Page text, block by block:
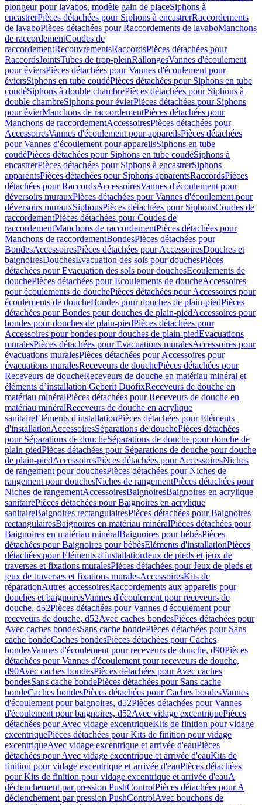
plongeur pour lavabos, modèle gain de placeSiphons à
encastrerPièces détachées pour Siphons à encastrerRaccordements
de lavaboPièces détachées pour Raccordements de lavaboManchons
de raccordementCoudes de
raccordementRecouvrementsRaccordsPièces détachées pour
RaccordsJointsTubes de trop-pleinRallongesVannes d'écoulement
pour éviersPièces détachées pour Vannes d'écoulement pour
éviersSiphons en tube coudéPièces détachées pour Siphons en tube
coudéSiphons à double chambrePièces détachées pour Siphons à
double chambreSiphons pour évierPièces détachées pour Siphons
pour évierManchons de raccordementPièces détachées pour
Manchons de raccordementAccessoiresPièces détachées pour
AccessoiresVannes d'écoulement pour appareilsPièces détachées
pour Vannes d'écoulement pour appareilsSiphons en tube
coudéPièces détachées pour Siphons en tube coudéSiphons à
encastrerPièces détachées pour Siphons à encastrerSiphons
apparentsPièces détachées pour Siphons apparentsRaccordsPièces
détachées pour RaccordsAccessoiresVannes d'écoulement pour
déversoirs murauxPièces détachées pour Vannes d'écoulement pour
déversoirs murauxSiphonsPièces détachées pour SiphonsCoudes de
raccordementPièces détachées pour Coudes de
raccordementManchons de raccordementPièces détachées pour
Manchons de raccordementBondesPièces détachées pour
BondesAccessoiresPièces détachées pour AccessoiresDouches et
baignoiresDouchesEvacuation des sols pour douchesPièces
détachées pour Evacuation des sols pour douchesEcoulements de
douchePièces détachées pour Ecoulements de doucheAccessoires
pour écoulements de douchePièces détachées pour Accessoires pour
écoulements de doucheBondes pour douches de plain-piedPièces
détachées pour Bondes pour douches de plain-piedAccessoires pour
bondes pour douches de plain-piedPièces détachées pour
Accessoires pour bondes pour douches de plain-piedEvacuations
muralesPièces détachées pour Evacuations muralesAccessoires pour
évacuations muralesPièces détachées pour Accessoires pour
évacuations muralesReceveurs de douchePièces détachées pour
Receveurs de doucheReceveurs de douche en matériau minéral et
éléments d’installation Geberit DuofixReceveurs de douche en
matériau minéralPièces détachées pour Receveurs de douche en
matériau minéralReceveurs de douche en acrylique
sanitaireEléments d'installationPièces détachées pour Eléments
d'installationAccessoiresSéparations de douchePièces détachées
pour Séparations de doucheSéparations de douche pour douche de
plain-piedPièces détachées pour Séparations de douche pour douche
de plain-piedAccessoiresPièces détachées pour AccessoiresNiches
de rangement pour douchesPièces détachées pour Niches de
rangement pour douchesNiches de rangementPièces détachées pour
Niches de rangementAccessoiresBaignoiresBaignoires en acrylique
sanitairePièces détachées pour Baignoires en acrylique
sanitaireBaignoires rectangulairesPièces détachées pour Baignoires
rectangulairesBaignoires en matériau minéralPièces détachées pour
Baignoires en matériau minéralBaignoires pour bébésPièces
détachées pour Baignoires pour bébésEléments d'installationPièces
détachées pour Eléments d'installationJeux de pieds et jeux de
traverses et fixations muralesPièces détachées pour Jeux de pieds et
jeux de traverses et fixations muralesAccessoiresKits de
réparationAutres accessoiresRaccordements aux appareils pour
douches et baignoiresVannes d'écoulement pour receveurs de
douche, d52Pièces détachées pour Vannes d'écoulement pour
receveurs de douche, d52Avec caches bondesPièces détachées pour
Avec caches bondesSans cache bondePièces détachées pour Sans
cache bondeCaches bondesPièces détachées pour Caches
bondesVannes d'écoulement pour receveurs de douche, d90Pièces
détachées pour Vannes d'écoulement pour receveurs de douche,
d90Avec caches bondesPièces détachées pour Avec caches
bondesSans cache bondePièces détachées pour Sans cache
bondeCaches bondesPièces détachées pour Caches bondesVannes
d'écoulement pour baignoires, d52Pièces détachées pour Vannes
d'écoulement pour baignoires, d52Avec vidage excentriquePièces
détachées pour Avec vidage excentriqueKits de finition pour vidage
excentriquePièces détachées pour Kits de finition pour vidage
excentriqueAvec vidage excentrique et arrivée d'eauPièces
détachées pour Avec vidage excentrique et arrivée d'eauKits de
finition pour vidage excentrique et arrivée d'eauPièces détachées
pour Kits de finition pour vidage excentrique et arrivée d'eauA
déclenchement par pression PushControlPièces détachées pour A
déclenchement par pression PushControlAvec bouchons de